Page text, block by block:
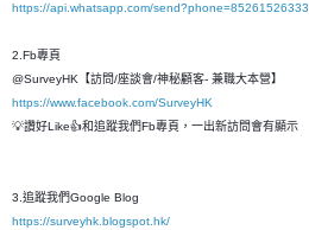
https://api.whatsapp.com/send?phone=85261526333
2.Fb專頁
@SurveyHK【訪問/座談會/神秘顧客- 兼職大本營】
https://www.facebook.com/SurveyHK
💡讚好Like👍和追蹤我們Fb專頁，一出新訪問會有顯示
3.追蹤我們Google Blog
https://surveyhk.blogspot.hk/